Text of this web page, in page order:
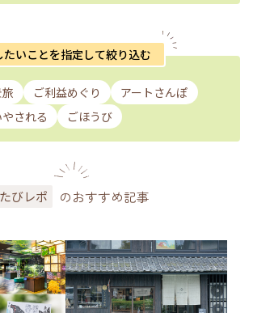
たいことを指定して絞り込む
ご利益めぐり
アートさんぽ
やされる ごほうび
たびレポ のおすすめ記事